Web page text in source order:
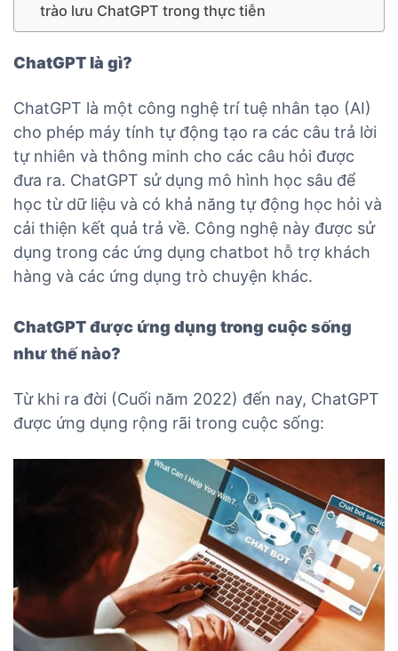
trào lưu ChatGPT trong thực tiễn
ChatGPT là gì?
ChatGPT là một công nghệ trí tuệ nhân tạo (AI)
cho phép máy tính tự động tạo ra các câu trả lời
tự nhiên và thông minh cho các câu hỏi được
đưa ra. ChatGPT sử dụng mô hình học sâu để
học từ dữ liệu và có khả năng tự động học hỏi và
cải thiện kết quả trả về. Công nghệ này được sử
dụng trong các ứng dụng chatbot hỗ trợ khách
hàng và các ứng dụng trò chuyện khác.
ChatGPT được ứng dụng trong cuộc sống
như thế nào?
Từ khi ra đời (Cuối năm 2022) đến nay, ChatGPT
được ứng dụng rộng rãi trong cuộc sống: